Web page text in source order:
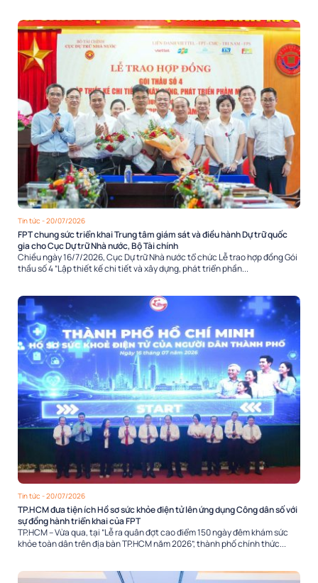
Tin tức - 20/07/2026
FPT chung sức triển khai Trung tâm giám sát và điều hành Dự trữ quốc
gia cho Cục Dự trữ Nhà nước, Bộ Tài chính
Chiều ngày 16/7/2026, Cục Dự trữ Nhà nước tổ chức Lễ trao hợp đồng Gói
thầu số 4 “Lập thiết kế chi tiết và xây dựng, phát triển phần...
Tin tức - 20/07/2026
TP.HCM đưa tiện ích Hồ sơ sức khỏe điện tử lên ứng dụng Công dân số với
sự đồng hành triển khai của FPT
TP.HCM – Vừa qua, tại “Lễ ra quân đợt cao điểm 150 ngày đêm khám sức
khỏe toàn dân trên địa bàn TP.HCM năm 2026”, thành phố chính thức...